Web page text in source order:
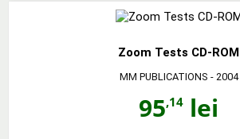
Zoom Tests CD-ROM
MM PUBLICATIONS - 2004
95,14 lei